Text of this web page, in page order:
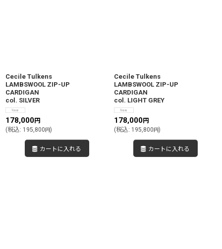
Cecile Tulkens
LAMBSWOOL ZIP-UP
CARDIGAN
col. SILVER
178,000円
(税込: 195,800円)
カートに入れる
Cecile Tulkens
LAMBSWOOL ZIP-UP
CARDIGAN
col. LIGHT GREY
178,000円
(税込: 195,800円)
カートに入れる